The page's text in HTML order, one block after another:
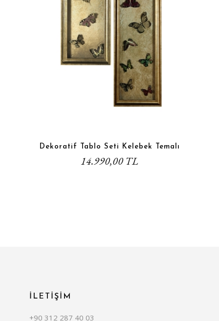
Dekoratif Tablo Seti Kelebek Temalı
14.990,00 TL
İLETİŞİM
+90 312 287 40 03